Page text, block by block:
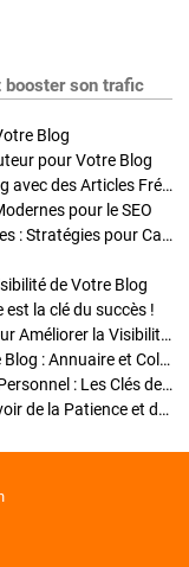
booster son trafic
Blog
pour Votre Blog
Stratégies de Publication : Boostez Votre Blog avec des Articles Fréquents et Exclusifs
pour le SEO
Enrichir Vos Articles avec des Contenus Riches : Stratégies pour Captiver et Optimiser
de Votre Blog
la clé du succès !
Optimisation SEO des Articles : Stratégies pour Améliorer la Visibilité de Votre Blog
Stratégies pour améliorer la visibilité de votre Blog : Annuaire et Collaborations
Pourquoi Investir dans un Nom de Domaine Personnel : Les Clés de la Réussite de Votre Blog
Comment Faire Émerger Votre Blog : Le Pouvoir de la Patience et de la Persévérance